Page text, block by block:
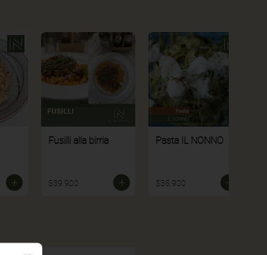
Fusilli alla birria
$39.900
Pasta IL NONNO
$35.900